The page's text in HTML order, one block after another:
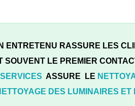
ENTRETENU RASSURE LES
SOUVENT LE PREMIER
ASSURE LE
DES LUMINAIRES ET